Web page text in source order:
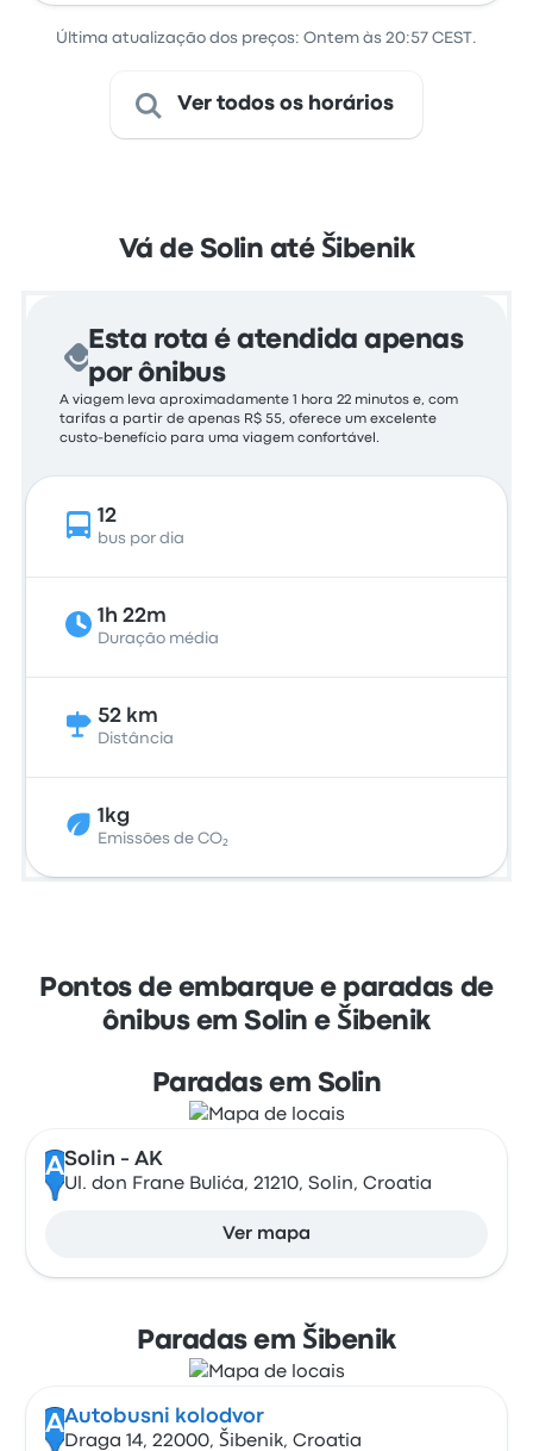
Última atualização dos preços: Ontem às 20:57 CEST.
Ver todos os horários
Vá de Solin até Šibenik
Esta rota é atendida apenas
por ônibus
A viagem leva aproximadamente 1 hora 22 minutos e, com
tarifas a partir de apenas R$ 55, oferece um excelente
custo-benefício para uma viagem confortável.
12
bus por dia
1h 22m
Duração média
52 km
Distância
1kg
Emissões de CO₂
Pontos de embarque e paradas de
ônibus em Solin e Šibenik
Paradas em Solin
ASolin - AK
Ul. don Frane Bulića, 21210, Solin, Croatia
Ver mapa
Paradas em Šibenik
AAutobusni kolodvor
Draga 14, 22000, Šibenik, Croatia